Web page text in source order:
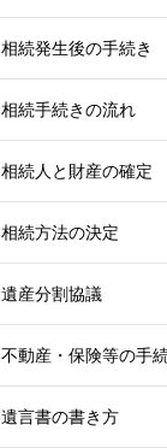
相続発生後の手続き
相続手続きの流れ
相続人と財産の確定
相続方法の決定
遺産分割協議
不動産・保険等の手
遺言書の書き方